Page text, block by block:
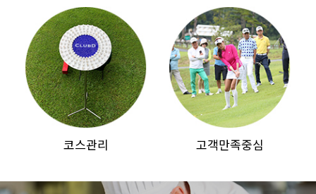
코스관리 고객만족중심